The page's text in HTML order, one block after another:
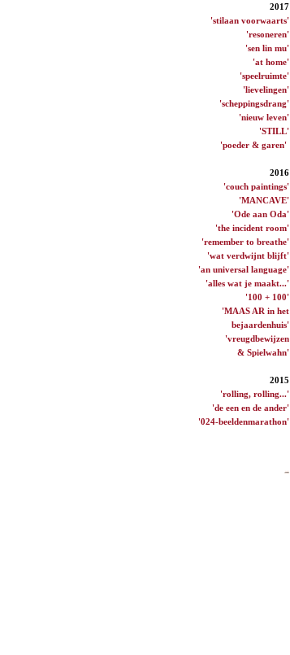
2017
'stilaan voorwaarts'
'resoneren'
'sen lin mu'
'at home'
'speelruimte'
'lievelingen'
'scheppingsdrang'
'nieuw leven'
'STILL'
'poeder & garen'
2016
'couch paintings'
'MANCAVE'
'Ode aan Oda'
'the incident room'
'remember to breathe'
'wat verdwijnt blijft'
'an universal language'
'alles wat je maakt...'
'100 + 100'
'MAAS AR in het
bejaardenhuis'
'vreugdbewijzen
& Spielwahn'
2015
'rolling, rolling...'
'de een en de ander'
'024-beeldenmarathon'